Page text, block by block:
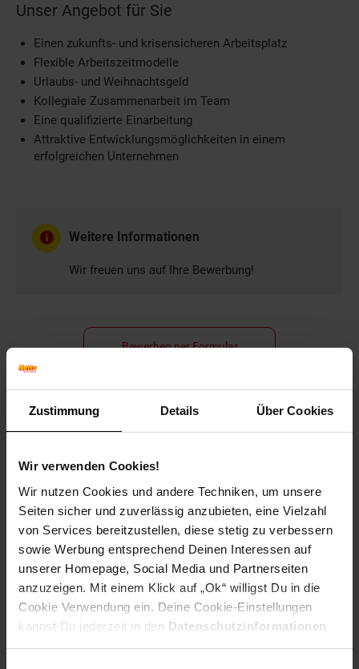
Zustimmung Details Über Cookies
Wir verwenden Cookies!
Wir nutzen Cookies und andere Techniken, um unsere
Seiten sicher und zuverlässig anzubieten, eine Vielzahl
von Services bereitzustellen, diese stetig zu verbessern
sowie Werbung entsprechend Deinen Interessen auf
unserer Homepage, Social Media und Partnerseiten
anzuzeigen. Mit einem Klick auf „Ok“ willigst Du in die
Cookie Verwendung ein. Deine Cookie-Einstellungen
kannst Du jederzeit in den Datenschutzinformationen
ändern bzw. widerrufen.
Unser Angebot für Sie
Einen zukunfts- und krisensicheren Arbeitsplatz
Flexible Arbeitszeitmodelle
Urlaubs- und Weihnachtsgeld
Kollegiale Zusammenarbeit im Team
Eine qualifizierte Einarbeitung
Attraktive Entwicklungsmöglichkeiten in einem
erfolgreichen Unternehmen
Weitere Informationen
Wir freuen uns auf Ihre Bewerbung!
Bewerben per Formular
Folge uns auf Social Media!
Hinweis: Aus Gründen der leichteren Lesbarkeit verwenden
wir im Textverlauf die männliche Form der Anrede.
Selbstverständlich sind bei Netto Menschen jeder
Geschlechtsidentität willkommen.
Fußzeile